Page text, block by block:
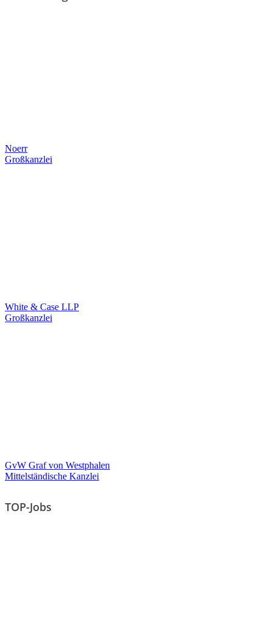
Noerr
Großkanzlei
White & Case LLP
Großkanzlei
GvW Graf von Westphalen
Mittelständische Kanzlei
TOP-Jobs